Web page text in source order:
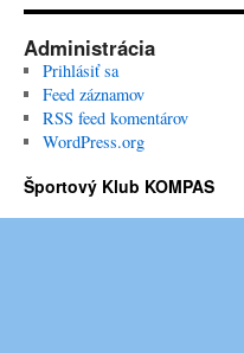
Administrácia
Prihlásiť sa
Feed záznamov
RSS feed komentárov
WordPress.org
Športový Klub KOMPAS